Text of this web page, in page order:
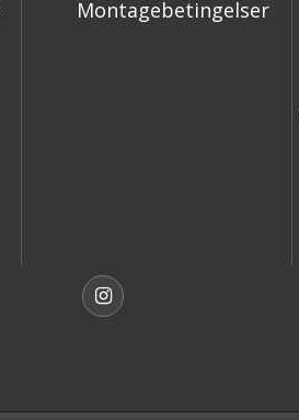
Montagebetingelser